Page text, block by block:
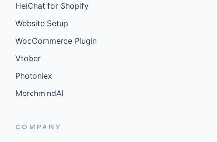
HeiChat for Shopify
Website Setup
WooCommerce Plugin
Vtober
Photoniex
MerchmindAI
COMPANY